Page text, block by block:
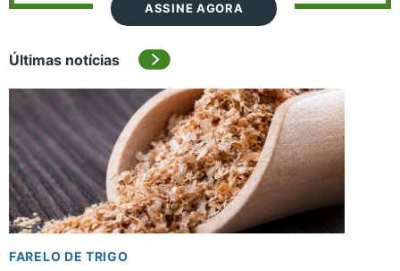
ASSINE AGORA
Últimas notícias
FARELO DE TRIGO